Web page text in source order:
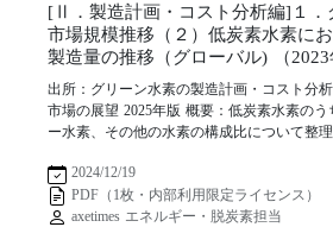
[Ⅱ．製造計画・コスト分析編]１．
市場規模推移（２）低炭素水素に
製造量の推移（グローバル) （2023
出所：グリーン水素の製造計画・コスト分
市場の展望 2025年版 概要：低炭素水素の
ー水素、その他の水素の構成比について整理
2024/12/19
PDF（1枚・内部利用限定ライセンス）
axetimes エネルギー・脱炭素担当